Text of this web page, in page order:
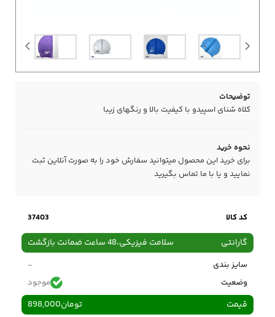
توضیحات
کلاه شنای اسپیدو با کیفیت بالا و رنگهای زیبا
نحوه خرید
برای خرید این محصول میتوانید سفارش خود را به صورت آنلاین ثبت
نمایید و یا با ما تماس بگیرید
کد کالا 37403
گارانتی سلامت فیزیکی،48 ساعت ضمانت بازگشت
سایز بندی
-
وضعیت
موجود
قیمت 898,000تومان